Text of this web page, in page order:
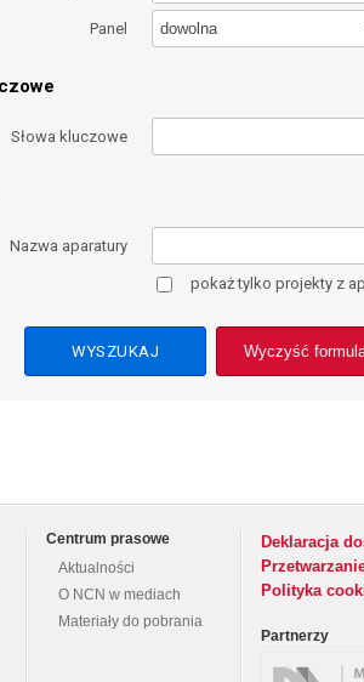
Panel dowolna
Słowa kluczowe
Nazwa aparatury
pokaż tylko projekty z
Wyczyść
Centrum prasowe
Aktualności
O NCN w mediach
Materiały do pobrania
Deklaracja
Polityka
Partnerzy